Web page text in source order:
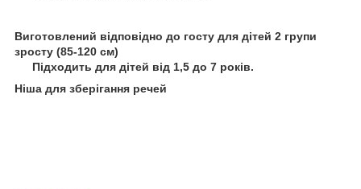
Виготовлений відповідно до госту для дітей 2 групи
зросту (85-120 см)
⠀ Підходить для дітей від 1,5 до 7 років.
Ніша для зберігання речей